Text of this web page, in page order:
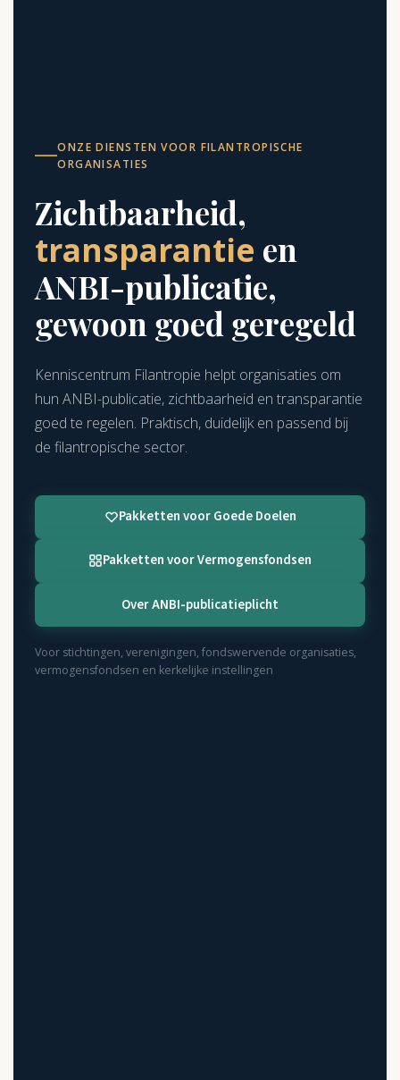
ONZE DIENSTEN VOOR FILANTROPISCHE
ORGANISATIES
Zichtbaarheid,
transparantie en
ANBI-publicatie,
gewoon goed geregeld
Kenniscentrum Filantropie helpt organisaties om
hun ANBI-publicatie, zichtbaarheid en transparantie
goed te regelen. Praktisch, duidelijk en passend bij
de filantropische sector.
Pakketten voor Goede Doelen
Pakketten voor Vermogensfondsen
Over ANBI-publicatieplicht
Voor stichtingen, verenigingen, fondswervende organisaties,
vermogensfondsen en kerkelijke instellingen